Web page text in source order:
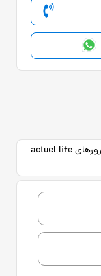
مرورهای actuel life